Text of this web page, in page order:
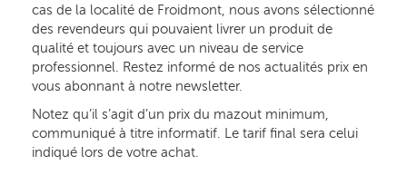
cas de la localité de Froidmont, nous avons sélectionné
des revendeurs qui pouvaient livrer un produit de
qualité et toujours avec un niveau de service
professionnel. Restez informé de nos actualités prix en
vous abonnant à notre newsletter.
Notez qu’il s’agit d’un prix du mazout minimum,
communiqué à titre informatif. Le tarif final sera celui
indiqué lors de votre achat.